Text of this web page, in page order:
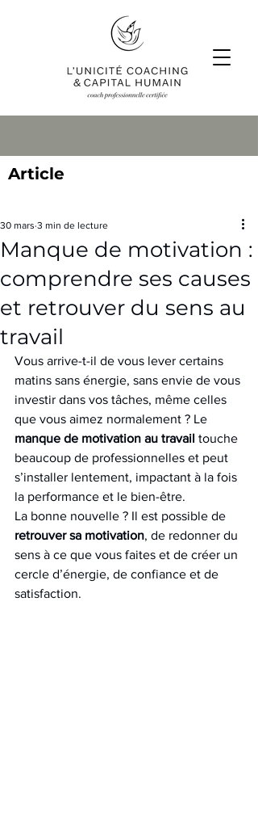
Article
Manque de motivation :
comprendre ses causes
et retrouver du sens au
travail
30 mars 3 min de lecture
Vous arrive-t-il de vous lever certains
matins sans énergie, sans envie de vous
investir dans vos tâches, même celles
que vous aimez normalement ? Le
manque de motivation au travail touche
beaucoup de professionnelles et peut
s’installer lentement, impactant à la fois
la performance et le bien-être.
La bonne nouvelle ? Il est possible de
retrouver sa motivation, de redonner du
sens à ce que vous faites et de créer un
cercle d’énergie, de confiance et de
satisfaction.